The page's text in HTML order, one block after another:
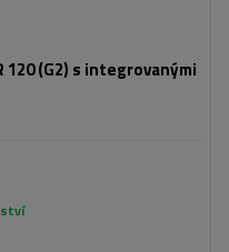
(G2) s integrovanými